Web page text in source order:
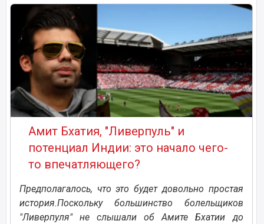
Амит Бхатия, "Ливерпуль" и
потенциал Индии: это начало чего-
то впечатляющего?
Предполагалось, что это будет довольно простая
история.Поскольку большинство болельщиков
"Ливерпуля" не слышали об Амите Бхатии до